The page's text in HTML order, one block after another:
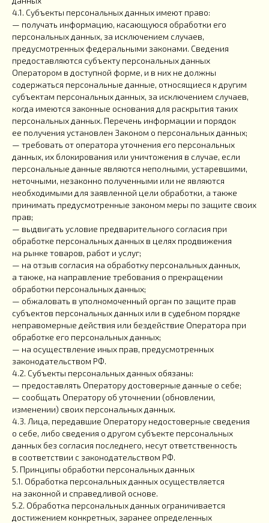
4.1. Субъекты персональных данных имеют право:
— получать информацию, касающуюся обработки его
персональных данных, за исключением случаев,
предусмотренных федеральными законами. Сведения
предоставляются субъекту персональных данных
Оператором в доступной форме, и в них не должны
содержаться персональные данные, относящиеся к другим
субъектам персональных данных, за исключением случаев,
когда имеются законные основания для раскрытия таких
персональных данных. Перечень информации и порядок
ее получения установлен Законом о персональных данных;
— требовать от оператора уточнения его персональных
данных, их блокирования или уничтожения в случае, если
персональные данные являются неполными, устаревшими,
неточными, незаконно полученными или не являются
необходимыми для заявленной цели обработки, а также
принимать предусмотренные законом меры по защите своих
прав;
— выдвигать условие предварительного согласия при
обработке персональных данных в целях продвижения
на рынке товаров, работ и услуг;
— на отзыв согласия на обработку персональных данных,
а также, на направление требования о прекращении
обработки персональных данных;
— обжаловать в уполномоченный орган по защите прав
субъектов персональных данных или в судебном порядке
неправомерные действия или бездействие Оператора при
обработке его персональных данных;
— на осуществление иных прав, предусмотренных
законодательством РФ.
4.2. Субъекты персональных данных обязаны:
— предоставлять Оператору достоверные данные о себе;
— сообщать Оператору об уточнении (обновлении,
изменении) своих персональных данных.
4.3. Лица, передавшие Оператору недостоверные сведения
о себе, либо сведения о другом субъекте персональных
данных без согласия последнего, несут ответственность
в соответствии с законодательством РФ.
5. Принципы обработки персональных данных
5.1. Обработка персональных данных осуществляется
на законной и справедливой основе.
5.2. Обработка персональных данных ограничивается
достижением конкретных, заранее определенных